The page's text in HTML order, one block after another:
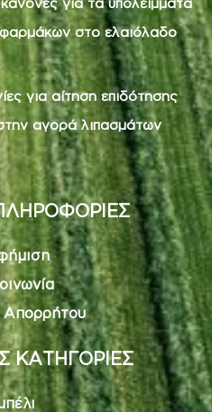
στο ελαιόλαδο
για αίτηση επιδότησης
αγορά λιπασμάτων
Απορρήτου
ΚΑΤΗΓΟΡΙΕΣ